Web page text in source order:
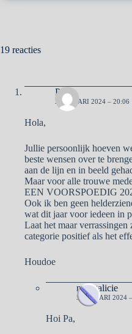
19 reacties
Pa
2 JANUARI 2024 – 20:06
Hola,
Jullie persoonlijk hoeven
beste wensen over te
aan de lijn en in beeld
Maar voor alle trouwe
EEN VOORSPOEDIG
Ook ik ben geen
wat dit jaar voor iedeen in
Laat het maar
categorie positief als het
Houdoe
naargalicie
5 JANUARI 2024
Hoi Pa,